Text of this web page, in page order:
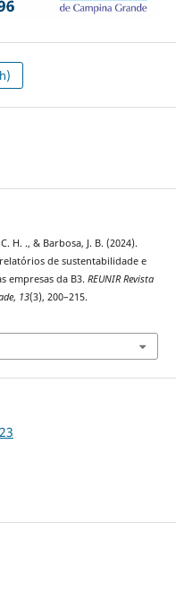
H. ., & Barbosa, J. B. (2024).
de sustentabilidade e
empresas da B3. REUNIR Revista
, 13(3), 200–215.